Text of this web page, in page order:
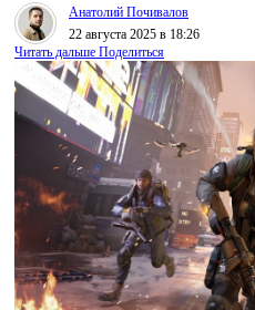
Анатолий Почивалов
22 августа 2025 в 18:26
Читать дальше Поделиться